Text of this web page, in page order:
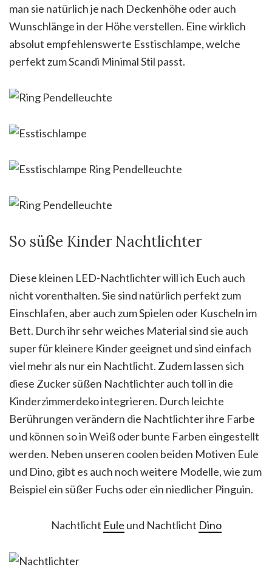
man sie natürlich je nach Deckenhöhe oder auch
Wunschlänge in der Höhe verstellen. Eine wirklich
absolut empfehlenswerte Esstischlampe, welche
perfekt zum Scandi Minimal Stil passt.
So süße Kinder Nachtlichter
Diese kleinen LED-Nachtlichter will ich Euch auch
nicht vorenthalten. Sie sind natürlich perfekt zum
Einschlafen, aber auch zum Spielen oder Kuscheln im
Bett. Durch ihr sehr weiches Material sind sie auch
super für kleinere Kinder geeignet und sind einfach
viel mehr als nur ein Nachtlicht. Zudem lassen sich
diese Zucker süßen Nachtlichter auch toll in die
Kinderzimmerdeko integrieren. Durch leichte
Berührungen verändern die Nachtlichter ihre Farbe
und können so in Weiß oder bunte Farben eingestellt
werden. Neben unseren coolen beiden Motiven Eule
und Dino, gibt es auch noch weitere Modelle, wie zum
Beispiel ein süßer Fuchs oder ein niedlicher Pinguin.
Nachtlicht Eule und Nachtlicht Dino